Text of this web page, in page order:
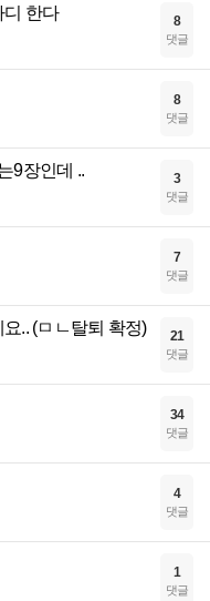
디 한다 8
댓글
8
댓글
9장인데 .. 3
댓글
7
댓글
.. (ㅁㄴ탈퇴 확정) 21
댓글
34
댓글
4
댓글
1
댓글